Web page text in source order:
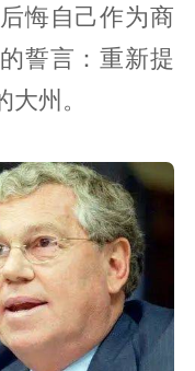
悔自己作为商
誓言：重新提
州。